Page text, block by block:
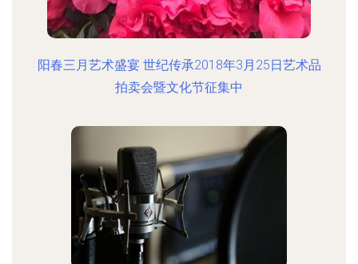
阳春三月艺术盛宴 世纪传承2018年3月25日艺术品
拍卖会暨文化节征集中